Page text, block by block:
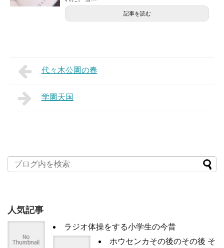
記事を読む
代々木公園の春
学園天国
人気記事
ラジオ体操をする小学生の今昔
ホウセンカその後のその後 そ